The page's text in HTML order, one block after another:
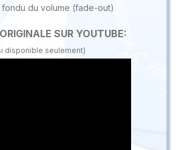
fondu du volume (fade-out)
SUR YOUTUBE:
disponible seulement)